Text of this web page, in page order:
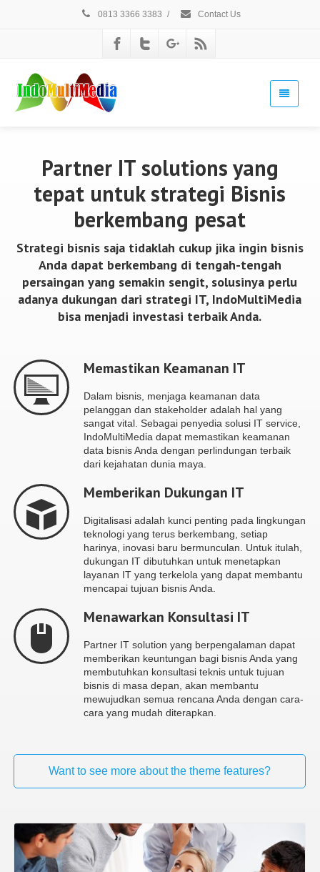
0813 3366 3383 / Contact Us
Partner IT solutions yang
tepat untuk strategi Bisnis
berkembang pesat
Strategi bisnis saja tidaklah cukup jika ingin bisnis
Anda dapat berkembang di tengah-tengah
persaingan yang semakin sengit, solusinya perlu
adanya dukungan dari strategi IT, IndoMultiMedia
bisa menjadi investasi terbaik Anda.
Memastikan Keamanan IT
Dalam bisnis, menjaga keamanan data
pelanggan dan stakeholder adalah hal yang
sangat vital. Sebagai penyedia solusi IT service,
IndoMultiMedia dapat memastikan keamanan
data bisnis Anda dengan perlindungan terbaik
dari kejahatan dunia maya.
Memberikan Dukungan IT
Digitalisasi adalah kunci penting pada lingkungan
teknologi yang terus berkembang, setiap
harinya, inovasi baru bermunculan. Untuk itulah,
dukungan IT dibutuhkan untuk menetapkan
layanan IT yang terkelola yang dapat membantu
mencapai tujuan bisnis Anda.
Menawarkan Konsultasi IT
Partner IT solution yang berpengalaman dapat
memberikan keuntungan bagi bisnis Anda yang
membutuhkan konsultasi teknis untuk tujuan
bisnis di masa depan, akan membantu
mewujudkan semua rencana Anda dengan cara-
cara yang mudah diterapkan.
Want to see more about the theme features?